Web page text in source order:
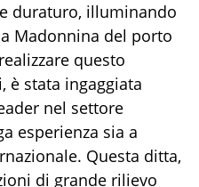
duraturo, illuminando
Madonnina del porto
questo
è stata ingaggiata
nel settore
esperienza sia a
Questa ditta,
di grande rilievo